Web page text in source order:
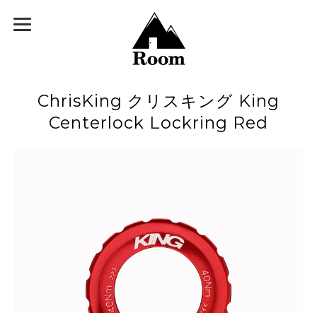
ChrisKing クリスキング King
Centerlock Lockring Red